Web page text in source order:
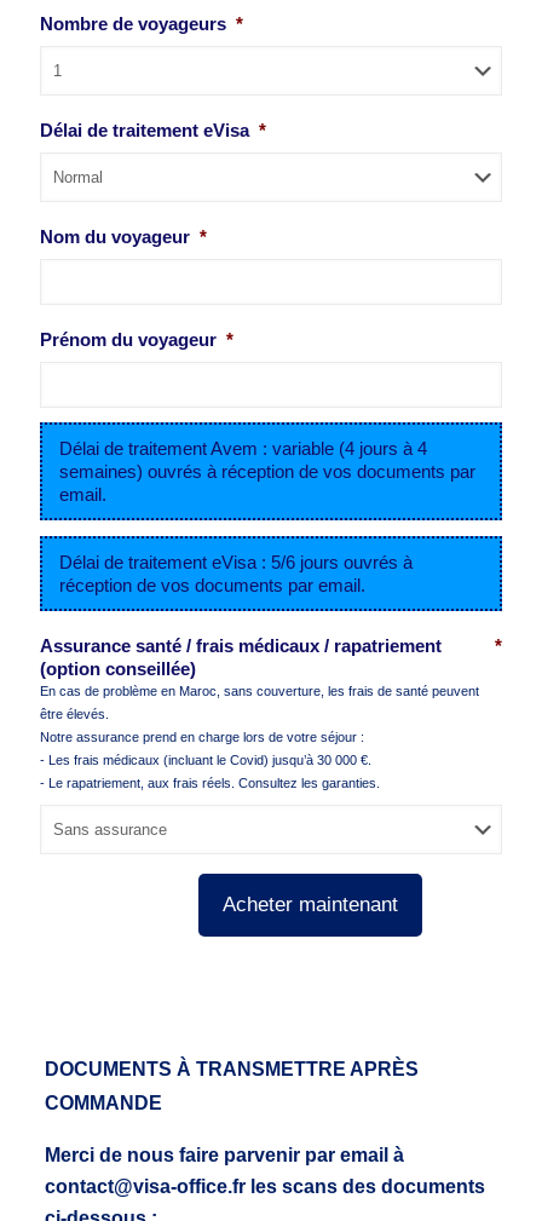
slash
slash
Nombre de voyageurs *
Délai de traitement eVisa *
Nom du voyageur *
Prénom du voyageur *
Délai de traitement Avem : variable (4 jours à 4
semaines) ouvrés à réception de vos documents par
email.
Délai de traitement eVisa : 5/6 jours ouvrés à
réception de vos documents par email.
Assurance santé / frais médicaux / rapatriement
(option conseillée)
*
En cas de problème en Maroc, sans couverture, les frais de santé peuvent
être élevés.
Notre assurance prend en charge lors de votre séjour :
- Les frais médicaux (incluant le Covid) jusqu’à 30 000 €.
- Le rapatriement, aux frais réels. Consultez les garanties.
Acheter maintenant
DOCUMENTS À TRANSMETTRE APRÈS
COMMANDE
Merci de nous faire parvenir par email à
contact@visa-office.fr les scans des documents